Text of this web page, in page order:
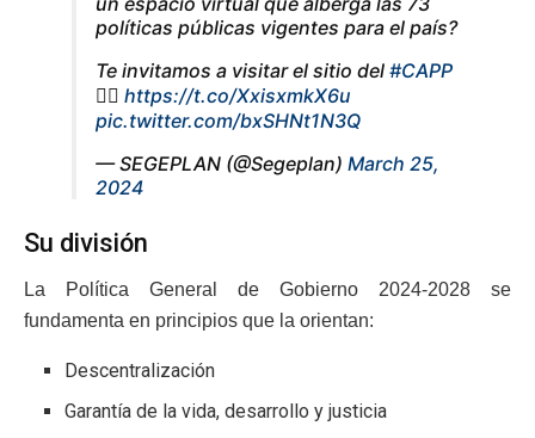
políticas públicas vigentes para el país?
Te invitamos a visitar el sitio del #CAPP
👉🏽 https://t.co/XxisxmkX6u
pic.twitter.com/bxSHNt1N3Q
— SEGEPLAN (@Segeplan) March 25,
2024
Su división
La Política General de Gobierno 2024-2028 se
fundamenta en principios que la orientan:
Descentralización
Garantía de la vida, desarrollo y justicia